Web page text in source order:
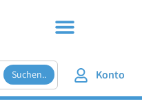
Suchen.. Konto